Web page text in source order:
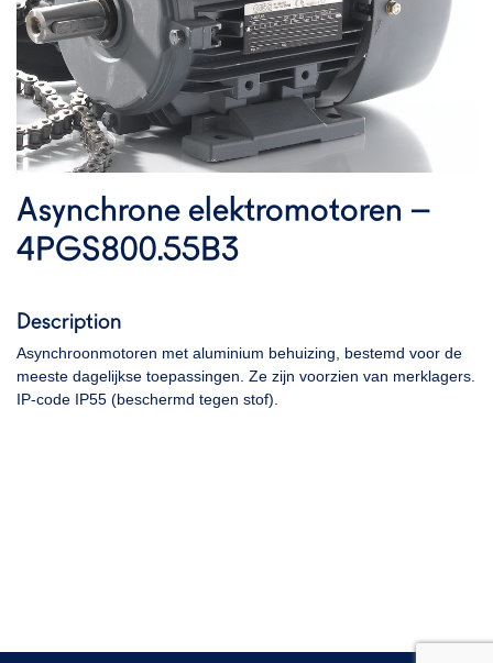
Asynchrone elektromotoren –
4PGS800.55B3
Description
Asynchroonmotoren met aluminium behuizing, bestemd voor de
meeste dagelijkse toepassingen. Ze zijn voorzien van merklagers.
IP-code IP55 (beschermd tegen stof).